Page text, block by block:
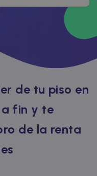
de tu piso en
a fin y te
de la renta